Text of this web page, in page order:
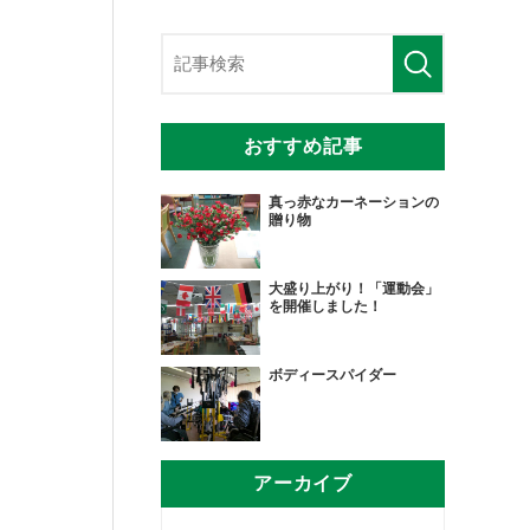
おすすめ記事
真っ赤なカーネーションの
贈り物
大盛り上がり！「運動会」
を開催しました！
ボディースパイダー
アーカイブ